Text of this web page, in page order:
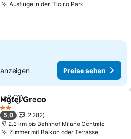
Ausflüge in den Ticino Park
anzeigen Preise sehen
TeilenZu Favoriten hinzufügen
Hotel Greco
2 Sterne
5,0
2 282
2.3 km bis Bahnhof Milano Centrale
Zimmer mit Balkon oder TerrassePreise